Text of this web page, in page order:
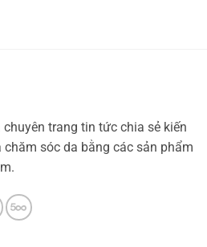
trang tin tức chia sẻ kiến
sóc da bằng các sản phẩm